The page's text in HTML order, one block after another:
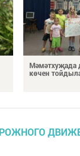
Мәмәтхуҗада
көчен